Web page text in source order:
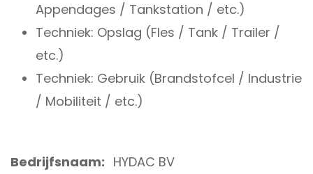
Appendages / Tankstation / etc.)
Techniek: Opslag (Fles / Tank / Trailer /
etc.)
Techniek: Gebruik (Brandstofcel / Industrie
/ Mobiliteit / etc.)
Bedrijfsnaam: HYDAC BV